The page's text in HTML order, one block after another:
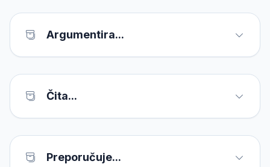
Argumentira...
Čita...
Preporučuje...